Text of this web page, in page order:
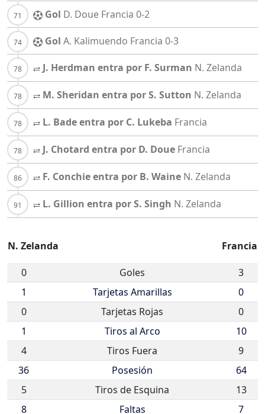
Gol D. Doue Francia 0-2
Gol A. Kalimuendo Francia 0-3
J. Herdman entra por F. Surman N. Zelanda
M. Sheridan entra por S. Sutton N. Zelanda
L. Bade entra por C. Lukeba Francia
J. Chotard entra por D. Doue Francia
F. Conchie entra por B. Waine N. Zelanda
L. Gillion entra por S. Singh N. Zelanda
N. Zelanda Francia
0 Goles
3
1
Tarjetas Amarillas
0
0
Tarjetas Rojas
0
1
Tiros al Arco
10
4
Tiros Fuera
9
36
Posesión
64
5
Tiros de Esquina
13
8
Faltas 7